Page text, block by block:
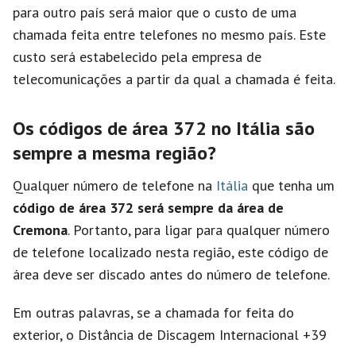
para outro país será maior que o custo de uma
chamada feita entre telefones no mesmo país. Este
custo será estabelecido pela empresa de
telecomunicações a partir da qual a chamada é feita.
Os códigos de área 372 no Itália são
sempre a mesma região?
Qualquer número de telefone na Itália que tenha um
código de área 372 será sempre da área de
Cremona. Portanto, para ligar para qualquer número
de telefone localizado nesta região, este código de
área deve ser discado antes do número de telefone.
Em outras palavras, se a chamada for feita do
exterior, o Distância de Discagem Internacional +39